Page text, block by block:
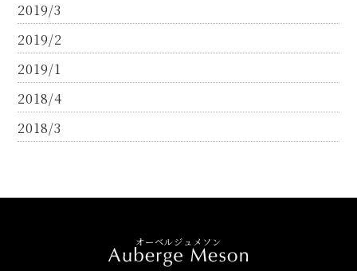
2019/3
2019/2
2019/1
2018/4
2018/3
オーベルジュメソン